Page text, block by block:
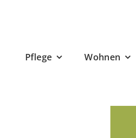
Pflege Wohnen